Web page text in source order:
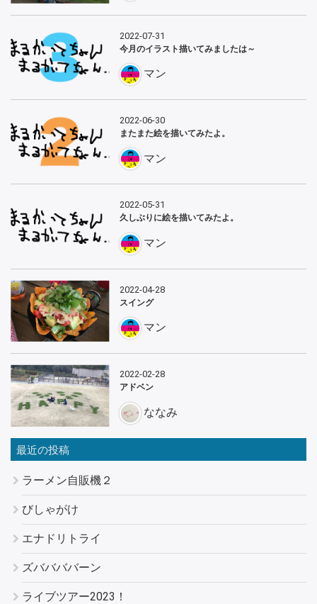
2022-07-31
今月のイラスト描いてみましたは～
マン
2022-06-30
またまた絵を描いてみたよ。
マン
2022-05-31
久しぶりに絵を描いてみたよ。
マン
2022-04-28
スイング
マン
2022-02-28
アドベン
ななみ
最近の投稿
ラーメン自販機２
びしゃがけ
エナドリトライ
ズババババーン
ライブツアー2023！